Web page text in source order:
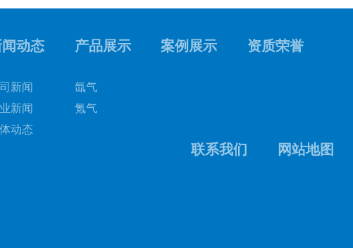
动态
新闻
新闻
动态
产品展示
氙气
氪气
案例展示 资质荣誉
联系我们 网站地图